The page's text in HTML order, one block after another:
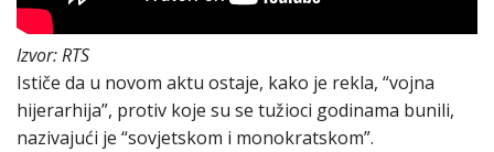
Izvor: RTS
Ističe da u novom aktu ostaje, kako je rekla, “vojna
hijerarhija”, protiv koje su se tužioci godinama bunili,
nazivajući je “sovjetskom i monokratskom”.